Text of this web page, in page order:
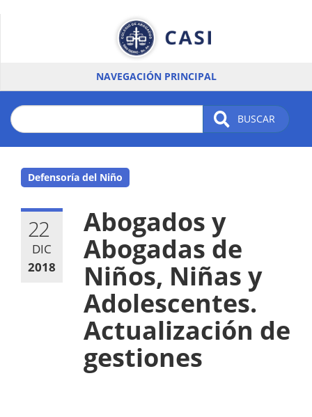
NAVEGACIÓN PRINCIPAL
BUSCAR
Defensoría del Niño
22
DIC
2018
Abogados y
Abogadas de
Niños, Niñas y
Adolescentes.
Actualización de
gestiones